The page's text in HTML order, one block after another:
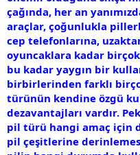
çağında, her an
araçlar, çoğunlukla
cep telefonlarına,
oyuncaklara kadar
bu kadar yaygın bir
birbirlerinden farklı
türünün kendine özgü
dezavantajları vardır.
pil türü hangi amaç için
pil çeşitlerine